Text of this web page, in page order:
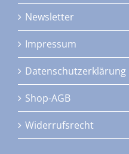
Newsletter
Impressum
Datenschutzerklärung
Shop-AGB
Widerrufsrecht